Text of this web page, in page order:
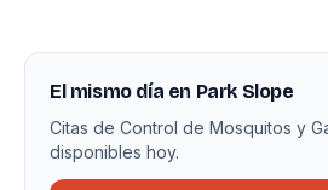
El mismo día en Park Slope
Citas de Control de Mosquitos y
disponibles hoy.